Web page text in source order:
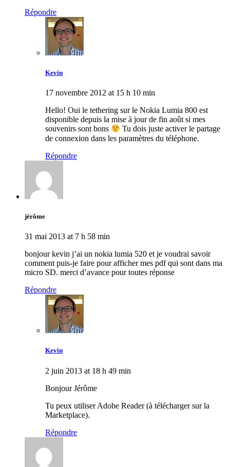
Répondre
Kevin
17 novembre 2012 at 15 h 10 min
Hello! Oui le tethering sur le Nokia Lumia 800 est
disponible depuis la mise à jour de fin août si mes
souvenirs sont bons
Tu dois juste activer le partage
de connexion dans les paramètres du téléphone.
Répondre
jérôme
31 mai 2013 at 7 h 58 min
bonjour kevin j’ai un nokia lumia 520 et je voudrai savoir
comment puis-je faire pour afficher mes pdf qui sont dans ma
micro SD. merci d’avance pour toutes réponse
Répondre
Kevin
2 juin 2013 at 18 h 49 min
Bonjour Jérôme
Tu peux utiliser Adobe Reader (à télécharger sur la
Marketplace).
Répondre